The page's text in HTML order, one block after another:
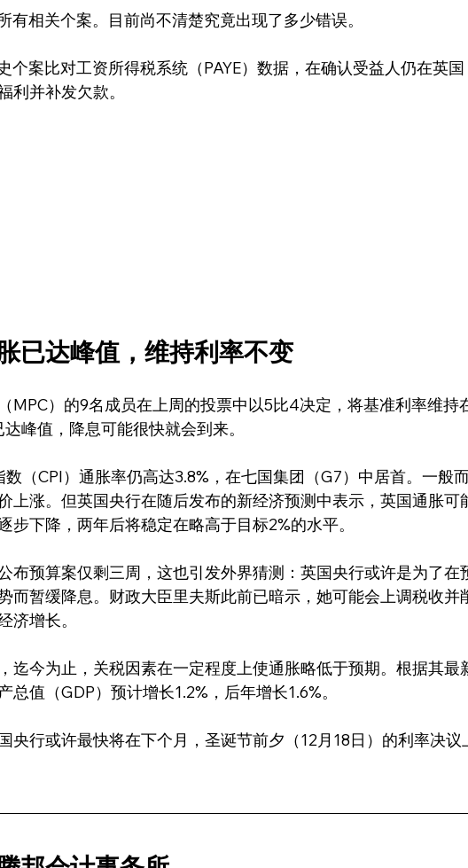
有相关个案。目前尚不清楚究竟出现了多少错误。
个案比对工资所得税系统（PAYE）数据，在确认受益人仍在英国
利并补发欠款。
已达峰值，维持利率不变
MPC）的9名成员在上周的投票中以5比4决定，将基准利率维持
峰值，降息可能很快就会到来。
（CPI）通胀率仍高达3.8%，在七国集团（G7）中居首。一般
上涨。但英国央行在随后发布的新经济预测中表示，英国通胀可
步下降，两年后将稳定在略高于目标2%的水平。
布预算案仅剩三周，这也引发外界猜测：英国央行或许是为了在
而暂缓降息。财政大臣里夫斯此前已暗示，她可能会上调税收并
济增长。
迄今为止，关税因素在一定程度上使通胀略低于预期。根据其最
值（GDP）预计增长1.2%，后年增长1.6%。
行或许最快将在下个月，圣诞节前夕（12月18日）的利率决议